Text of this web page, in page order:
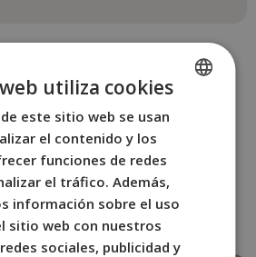
HABITACIONES
la habitación de
Naranjo
se adapte a ti.
SPANISH
FRENCH
ITALIAN
utiliza cookies
este sitio web se usan
el contenido y los
funciones de redes
el tráfico. Además,
información sobre el uso
sitio web con nuestros
sociales, publicidad y